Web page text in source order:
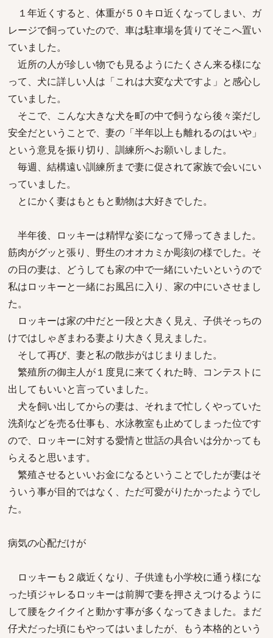
１年近くすると、体重が５０キロ近くなってしまい、ガ
レージで飼っていたので、車は駐車場を賃りてそこへ置い
ていました。
近所の人が珍しい物でも見るようにたくさん来る様にな
って、犬に詳しい人は「これは大変な犬ですよ」と感心し
ていました。
そこで、こんな大きな犬を町の中で飼うなら後々楽だし
安全だということで、妻の「半年以上も離れるのはいや」
という意見を振り切り、訓練所へお願いしました。
毎週、結構遠い訓練所まで妻に促されて家族で会いにい
っていました。
とにかく妻はもともと動物は大好きでした。
半年後、ロッキーは精悍な姿になって帰ってきました。
筋肉がグッと張り、野生のオオカミか彫刻の様でした。そ
の日の妻は、どうしても家の中で一緒にいたいというので
私はロッキーと一緒にお風呂に入り、家の中にいさせまし
た。
ロッキーは家の中だと一段と大きく見え、子供そっちの
けではしゃぎまわる妻より大きく見えました。
そして再び、妻と私の散歩がはじまりました。
繁殖所の御主人が１度見に来てくれた時、コンテストに
出してもいいと言っていました。
犬を飼い出してからの妻は、それまで忙しくやっていた
洗剤などを売る仕事も、水泳教室も止めてしまった位です
ので、ロッキーに対する愛情と世話の具合いは分かっても
らえると思います。
繁殖させるといいお金になるということでしたが妻はそ
ういう事が目的ではなく、ただ可愛がりたかったようでし
た。
病気の心配だけが
ロッキーも２歳近くなり、子供達も小学校に通う様にな
った頃ジャレるロッキーは前脚で妻を押さえつけるように
して腰をクイクイと動かす事が多くなってきました。まだ
仔犬だった頃にもやってはいましたが、もう本格的という